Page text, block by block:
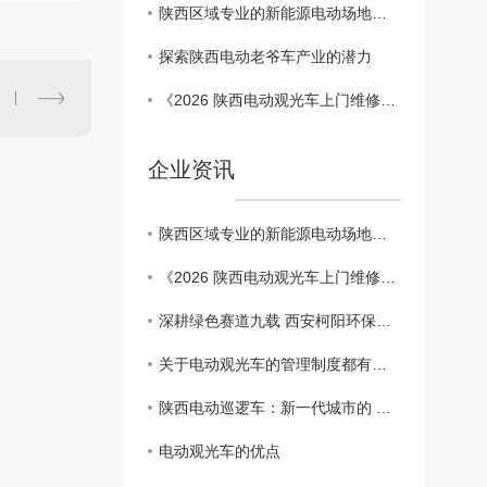
陕西区域专业的新能源电动场地车标杆服务商-柯阳环保
探索陕西电动老爷车产业的潜力
《2026 陕西电动观光车上门维修哪家好? 口碑推荐西安柯阳环保》
企业资讯
陕西区域专业的新能源电动场地车标杆服务商-柯阳环保
《2026 陕西电动观光车上门维修哪家好? 口碑推荐西安柯阳环保》
深耕绿色赛道九载 西安柯阳环保以全链条服务领跑陕西新能源场地车市场
关于电动观光车的管理制度都有哪些。
陕西电动巡逻车：新一代城市的 守护者
电动观光车的优点